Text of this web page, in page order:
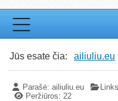
Jūs esate čia: ailiuliu.eu
Parašė:ailiuliu.eu
Peržiūros: 22